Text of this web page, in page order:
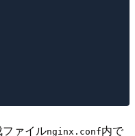
ァイルnginx.conf内で